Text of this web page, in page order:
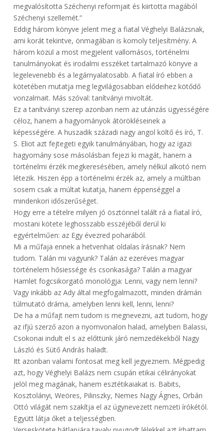
megvalósította Széchenyi reformjait és kiirtotta magából
Széchenyi szellemét.”
Eddig három könyve jelent meg a fiatal Véghelyi Balázsnak,
ami korát tekintve, önmagában is komoly teljesítmény. A
három közül a most megjelent vallomásos, történelmi
tanulmányokat és irodalmi esszéket tartalmazó könyve a
legelevenebb és a legárnyalatosabb. A fiatal író ebben a
kötetében mutatja meg legvilágosabban elődeihez kötődő
vonzalmait. Más szóval: tanítványi mivoltát.
Ez a tanítványi szerep azonban nem az utánzás ügyességére
céloz, hanem a hagyományok átörökléseinek a
képességére. A huszadik századi nagy angol költő és író, T.
S. Eliot azt fejtegeti egyik tanulmányában, hogy az igazi
hagyomány sose másolásban fejezi ki magát, hanem a
történelmi érzék megkeresésében, amely nélkül alkotó nem
létezik. Hiszen épp a történelmi érzék az, amely a múltban
sosem csak a múltat kutatja, hanem éppenséggel a
mindenkori időszerűséget.
Hogy erre a tételre milyen jó ösztönnel talált rá a fiatal író,
mostani kötete leghosszabb esszéjéből derül ki
egyértelműen: az Egy évezred poharából.
Mi a műfaja ennek a hetvenhat oldalas írásnak? Nem
tudom. Talán mi vagyunk? Talán az ezeréves magyar
történelem hősiessége és csonkasága? Talán a magyar
Hamlet fogcsikorgató monológja: Lenni, vagy nem lenni?
Vagy inkább az Ady által megfogalmazott, minden drámán
túlmutató dráma, amelyben lenni kell, lenni, lenni?
De ha a műfajt nem tudom is megnevezni, azt tudom, hogy
az ifjú szerző azon a nyomvonalon halad, amelyben Balassi,
Csokonai indult el s az előttünk járó nemzedékekből Nagy
László és Sütő András haladt.
Itt azonban valami fontosat meg kell jegyeznem. Mégpedig
azt, hogy Véghelyi Balázs nem csupán etikai célirányokat
jelöl meg magának, hanem esztétikaiakat is. Babits,
Kosztolányi, Weöres, Pilinszky, Nemes Nagy Ágnes, Orbán
Ottó világát nem szakítja el az úgynevezett nemzeti írókétól.
Együtt látja őket a teljességben.